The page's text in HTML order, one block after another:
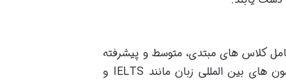
کلاس های مبتدی، متوسط و پیشرفته
زبان انگلیسی و دیگر زبان های خارجی است. همچنین زبان آموزان می توانند از دوره های تخصصی برای آمادگی در آزمون های بین المللی زبان مانند IELTS و